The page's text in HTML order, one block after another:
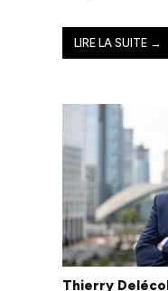
LIRE LA SUITE →
Thierry